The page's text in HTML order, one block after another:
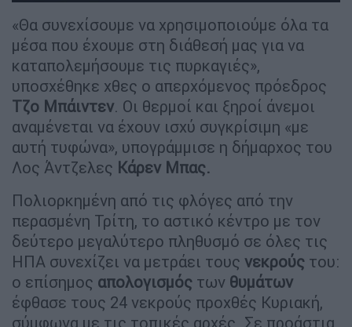
«Θα συνεχίσουμε να χρησιμοποιούμε όλα τα
μέσα που έχουμε στη διάθεσή μας για να
καταπολεμήσουμε τις πυρκαγιές»,
υποσχέθηκε χθες ο απερχόμενος πρόεδρος
Τζο Μπάιντεν. Οι θερμοί και ξηροί άνεμοι
αναμένεται να έχουν ισχύ συγκρίσιμη «με
αυτή τυφώνα», υπογράμμισε η δήμαρχος του
Λος Άντζελες Κάρεν Μπας.
Πολιορκημένη από τις φλόγες από την
περασμένη Τρίτη, το αστικό κέντρο με τον
δεύτερο μεγαλύτερο πληθυσμό σε όλες τις
ΗΠΑ συνεχίζει να μετράει τους νεκρούς του:
ο επίσημος απολογισμός των θυμάτων
έφθασε τους 24 νεκρούς προχθές Κυριακή,
σύμφωνα με τις τοπικές αρχές. Σε προάστια